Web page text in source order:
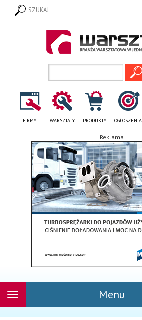
SZUKAJ
FIRMY WARSZTATY PRODUKTY OGŁOSZENIA
Reklama
Menu
Rozwiń